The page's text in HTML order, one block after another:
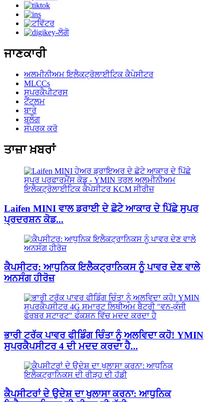
ਜਾਣਕਾਰੀ
ਅਲਮੀਨੀਅਮ ਇਲੈਕਟ੍ਰੋਲਾਈਟਿਕ ਕੈਪੇਸੀਟਰ
MLCCs
ਸੁਪਰਕੈਪੀਟਰਸ
ਟੈਂਟਲਮ
ਬਾਰੇ
ਬਲੌਗ
ਸੰਪਰਕ ਕਰੋ
ਤਾਜ਼ਾ ਖ਼ਬਰਾਂ
Laifen MINI ਵਾਲ ਡਰਾਈ ਦੇ ਛੋਟੇ ਆਕਾਰ ਦੇ ਪਿੱਛੇ ਸੁਪਰ
ਪ੍ਰਦਰਸ਼ਨ ਕੋਡ...
ਕੈਪਸੀਟਰ: ਆਧੁਨਿਕ ਇਲੈਕਟ੍ਰਾਨਿਕਸ ਨੂੰ ਪਾਵਰ ਦੇਣ ਵਾਲੇ
ਅਨਸੰਗ ਹੀਰੋਜ਼
ਭਾਰੀ ਟਰੱਕ ਪਾਵਰ ਫੀਡਿੰਗ ਚਿੰਤਾ ਨੂੰ ਅਲਵਿਦਾ ਕਹੋ! YMIN
ਸੁਪਰਕੈਪਸੀਟਰ 4 ਦੀ ਮਦਦ ਕਰਦਾ ਹੈ...
ਕੈਪਸੀਟਰਾਂ ਦੇ ਉਦੇਸ਼ ਦਾ ਖੁਲਾਸਾ ਕਰਨਾ: ਆਧੁਨਿਕ